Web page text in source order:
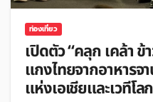
ท่องเที่ยว
เปิดตัว “คลุก เคล้า
แกงไทยจากอาหารจ
แห่งเอเชียและเวทีโลก